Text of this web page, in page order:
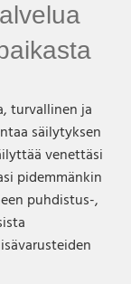
turvallinen ja
säilytyksen
venettäsi
pidemmänkin
puhdistus-,